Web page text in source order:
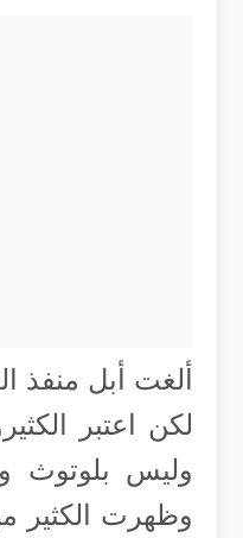
ألغت أبل منفذ
لكن اعتبر
وليس بلوتوث
وظهرت الكثير